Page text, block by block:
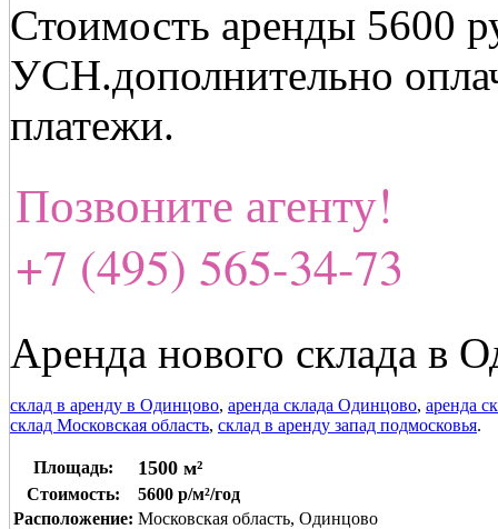
Стоимость аренды 5600
УСН.дополнительно
платежи.
Позвоните агенту!
+7 (495) 565-34-73
Аренда нового склада в
склад в аренду в Одинцово, аренда склада Одинцово, аренда
склад Московская область, склад в аренду запад подмосковья.
Площадь: 1500 м²
Стоимость:
5600 р/м²/год
Расположение: Московская область, Одинцово